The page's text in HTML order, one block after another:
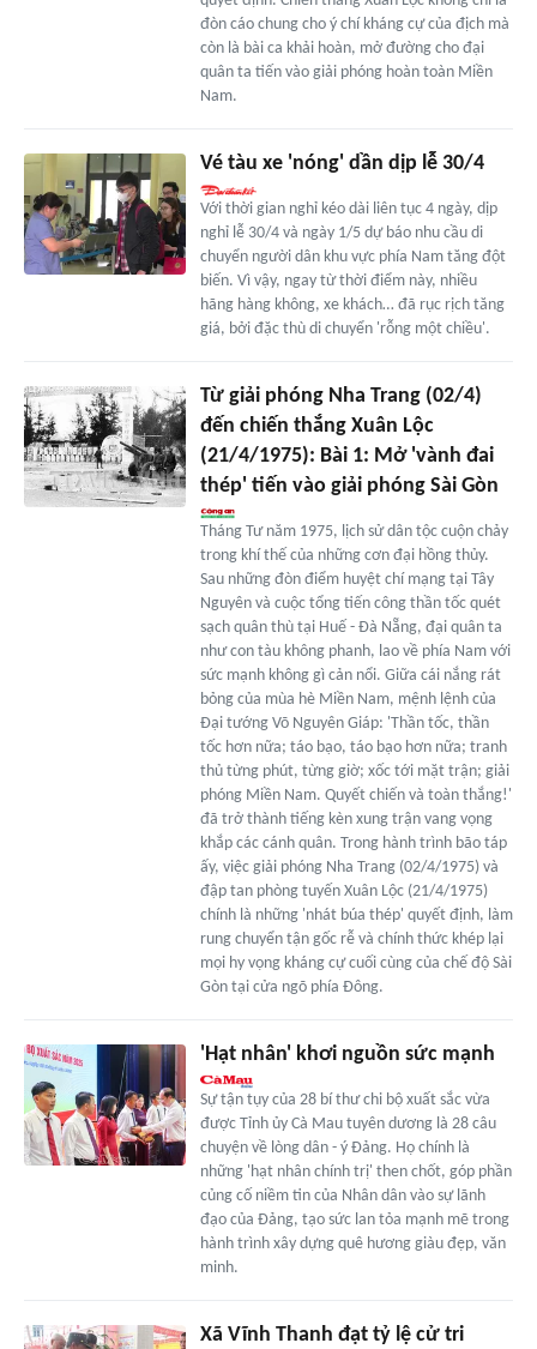
đòn cáo chung cho ý chí kháng cự của địch mà
còn là bài ca khải hoàn, mở đường cho đại
quân ta tiến vào giải phóng hoàn toàn Miền
Nam.
Vé tàu xe 'nóng' dần dịp lễ 30/4
Với thời gian nghỉ kéo dài liên tục 4 ngày, dịp
nghỉ lễ 30/4 và ngày 1/5 dự báo nhu cầu di
chuyển người dân khu vực phía Nam tăng đột
biến. Vì vậy, ngay từ thời điểm này, nhiều
hãng hàng không, xe khách… đã rục rịch tăng
giá, bởi đặc thù di chuyển 'rỗng một chiều'.
Từ giải phóng Nha Trang (02/4)
đến chiến thắng Xuân Lộc
(21/4/1975): Bài 1: Mở 'vành đai
thép' tiến vào giải phóng Sài Gòn
Tháng Tư năm 1975, lịch sử dân tộc cuộn chảy
trong khí thế của những cơn đại hồng thủy.
Sau những đòn điểm huyệt chí mạng tại Tây
Nguyên và cuộc tổng tiến công thần tốc quét
sạch quân thù tại Huế - Đà Nẵng, đại quân ta
như con tàu không phanh, lao về phía Nam với
sức mạnh không gì cản nổi. Giữa cái nắng rát
bỏng của mùa hè Miền Nam, mệnh lệnh của
Đại tướng Võ Nguyên Giáp: 'Thần tốc, thần
tốc hơn nữa; táo bạo, táo bạo hơn nữa; tranh
thủ từng phút, từng giờ; xốc tới mặt trận; giải
phóng Miền Nam. Quyết chiến và toàn thắng!'
đã trở thành tiếng kèn xung trận vang vọng
khắp các cánh quân. Trong hành trình bão táp
ấy, việc giải phóng Nha Trang (02/4/1975) và
đập tan phòng tuyến Xuân Lộc (21/4/1975)
chính là những 'nhát búa thép' quyết định, làm
rung chuyển tận gốc rễ và chính thức khép lại
mọi hy vọng kháng cự cuối cùng của chế độ Sài
Gòn tại cửa ngõ phía Đông.
'Hạt nhân' khơi nguồn sức mạnh
Sự tận tụy của 28 bí thư chi bộ xuất sắc vừa
được Tỉnh ủy Cà Mau tuyên dương là 28 câu
chuyện về lòng dân - ý Ðảng. Họ chính là
những 'hạt nhân chính trị' then chốt, góp phần
củng cố niềm tin của Nhân dân vào sự lãnh
đạo của Ðảng, tạo sức lan tỏa mạnh mẽ trong
hành trình xây dựng quê hương giàu đẹp, văn
minh.
Xã Vĩnh Thanh đạt tỷ lệ cử tri